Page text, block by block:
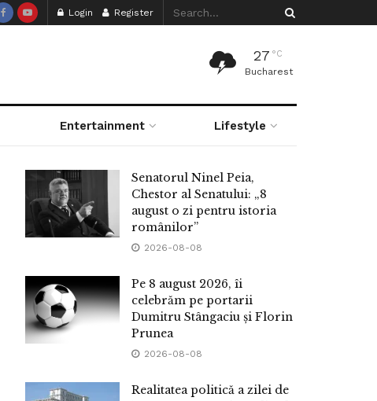
Login Register
27 °C
Bucharest
Entertainment Lifestyle
Senatorul Ninel Peia,
Chestor al Senatului: „8
august o zi pentru istoria
românilor”
2026-08-08
Pe 8 august 2026, îi
celebrăm pe portarii
Dumitru Stângaciu și Florin
Prunea
2026-08-08
Realitatea politică a zilei de